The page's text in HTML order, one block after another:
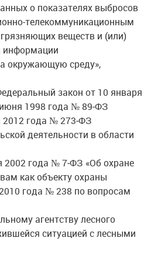
о показателях выбросов
телекоммуникационным
веществ и (или)
информации
окружающую среду»,
закон от 10 января
1998 года № 89‑ФЗ
2012 года № 273‑ФЗ
деятельности в области
2002 года № 7‑ФЗ «Об охране
как объекту охраны
года № 238 по вопросам
агентству лесного
ситуацией с лесными